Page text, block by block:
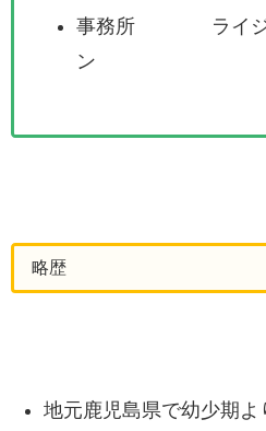
事務所 ライジン
ン
略歴
地元鹿児島県で幼少期